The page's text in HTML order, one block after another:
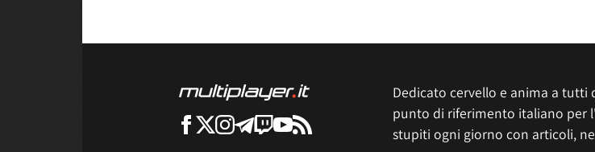
Dedicato cervello e anima a tutti
punto di riferimento italiano per
stupiti ogni giorno con articoli,